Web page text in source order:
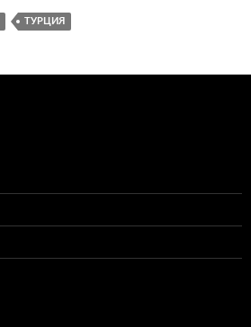
ТУРЦИЯ